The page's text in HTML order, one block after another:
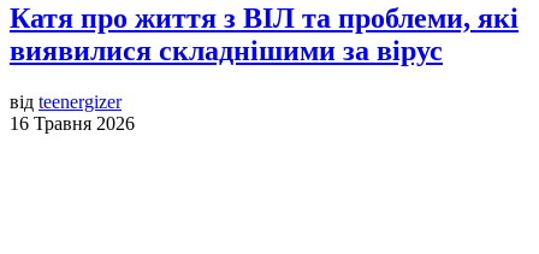
Катя про життя з ВІЛ та проблеми, які
виявилися складнішими за вірус
від teenergizer
16 Травня 2026